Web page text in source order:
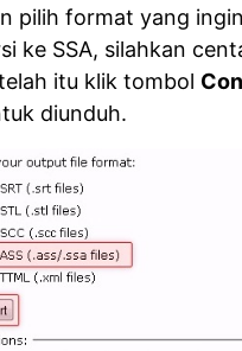
pilih format yang
ke SSA, silahkan
itu klik tombol
diunduh.